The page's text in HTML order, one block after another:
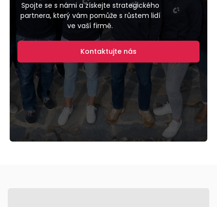
Spojte se s námi a získejte strategického
partnera, který vám pomůže s růstem lidí
ve vaší firmě.
Kontaktujte nás